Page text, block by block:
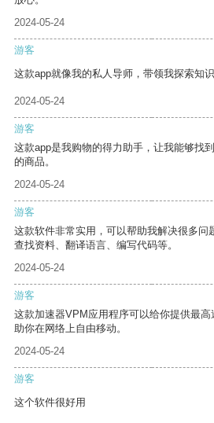
2024-05-24
游客
这款app就像我的私人导师，带领我探索知识
2024-05-24
游客
这款app是我购物的得力助手，让我能够找
的商品。
2024-05-24
游客
这款软件非常实用，可以帮助我解决很多问
查找资料、翻译语言、编写代码等。
2024-05-24
游客
这款加速器VPM应用程序可以给你提供最
助你在网络上自由移动。
2024-05-24
游客
这个软件很好用